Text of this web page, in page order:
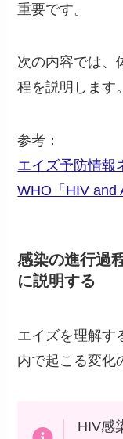
重要です。
次の内容では、
程を説明します。
参考：
エイズ予防情報
WHO「HIV and
感染の進行過
に説明する
エイズを理解す
内で起こる変化
HIV感